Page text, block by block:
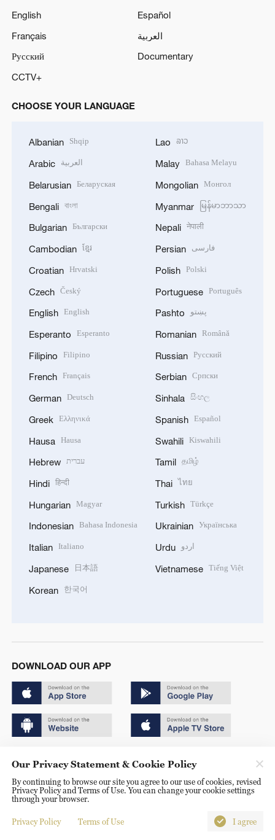
English
Español
Français
العربية
Русский
Documentary
CCTV+
CHOOSE YOUR LANGUAGE
Albanian Shqip
Arabic العربية
Belarusian Беларуская
Bengali বাংলা
Bulgarian Български
Cambodian ខ្មែរ
Croatian Hrvatski
Czech Český
English English
Esperanto Esperanto
Filipino Filipino
French Français
German Deutsch
Greek Ελληνικά
Hausa Hausa
Hebrew עברית
Hindi हिन्दी
Hungarian Magyar
Indonesian Bahasa Indonesia
Italian Italiano
Japanese 日本語
Korean 한국어
Lao ລາວ
Malay Bahasa Melayu
Mongolian Монгол
Myanmar မြန်မာဘာသာ
Nepali नेपाली
Persian فارسی
Polish Polski
Portuguese Português
Pashto پښتو
Romanian Română
Russian Русский
Serbian Српски
Sinhala සිංහල
Spanish Español
Swahili Kiswahili
Tamil தமிழ்
Thai ไทย
Turkish Türkçe
Ukrainian Українська
Urdu اردو
Vietnamese Tiếng Việt
DOWNLOAD OUR APP
京ICP备20000184号
京公网安备 11010502050052号
Disinformation report hotline: 010-85061466
Our Privacy Statement & Cookie Policy
By continuing to browse our site you agree to our use of cookies, revised
Privacy Policy and Terms of Use. You can change your cookie settings
through your browser.
Privacy Policy Terms of Use I agree